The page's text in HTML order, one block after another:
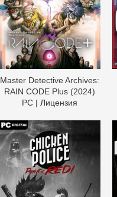
Master Detective Archives:
RAIN CODE Plus (2024)
PC | Лицензия